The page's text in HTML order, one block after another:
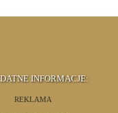
INFORMACJE:
REKLAMA